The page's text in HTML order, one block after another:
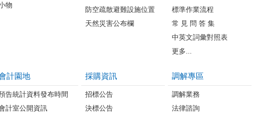
物
防空疏散避難設施位置
天然災害公布欄
標準作業流程
常 見 問 答 集
中英文詞彙對照表
更多...
計園地
告統計資料發布時間
計室公開資訊
採購資訊
招標公告
決標公告
調解專區
調解業務
法律諮詢